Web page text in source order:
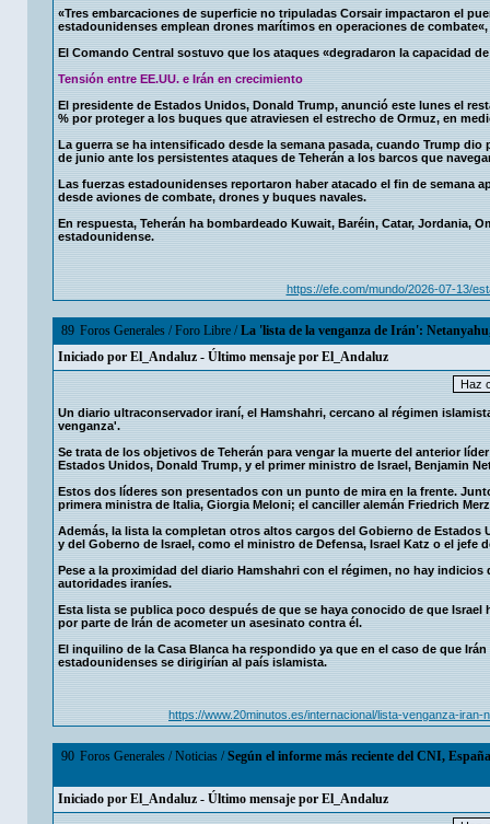
«Tres embarcaciones de superficie no tripuladas Corsair impactaron el
estadounidenses emplean drones marítimos en operaciones de
El Comando Central sostuvo que los ataques «degradaron la capacidad
Tensión entre EE.UU. e Irán en crecimiento
El presidente de Estados Unidos, Donald Trump, anunció este lunes el
% por proteger a los buques que atraviesen el estrecho de Ormuz, en
La guerra se ha intensificado desde la semana pasada, cuando Trump
de junio ante los persistentes ataques de Teherán a los barcos que
Las fuerzas estadounidenses reportaron haber atacado el fin de semana
desde aviones de combate, drones y buques navales.
En respuesta, Teherán ha bombardeado Kuwait, Baréin, Catar, Jordania,
estadounidense.
https://efe.com/mundo/2026-07-13/
89 Foros Generales/Foro Libre/La 'lista de la venganza de Irán':
Iniciado por El_Andaluz - Último mensaje por El_Andaluz
Un diario ultraconservador iraní, el Hamshahri, cercano al régimen
venganza'.
Se trata de los objetivos de Teherán para vengar la muerte del anterior
Estados Unidos, Donald Trump, y el primer ministro de Israel, Benjamin
Estos dos líderes son presentados con un punto de mira en la frente.
primera ministra de Italia, Giorgia Meloni; el canciller alemán Friedrich
Además, la lista la completan otros altos cargos del Gobierno de Estados
y del Goberno de Israel, como el ministro de Defensa, Israel Katz o el jefe
Pese a la proximidad del diario Hamshahri con el régimen, no hay
autoridades iraníes.
Esta lista se publica poco después de que se haya conocido de que
por parte de Irán de acometer un asesinato contra él.
El inquilino de la Casa Blanca ha respondido ya que en el caso de que
estadounidenses se dirigirían al país islamista.
https://www.20minutos.es/internacional/lista-venganza-
90 Foros Generales/Noticias/Según el informe más reciente del CNI,
Iniciado por El_Andaluz - Último mensaje por El_Andaluz